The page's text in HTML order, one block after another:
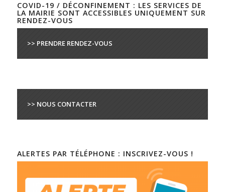
COVID-19 / DÉCONFINEMENT : LES SERVICES DE
LA MAIRIE SONT ACCESSIBLES UNIQUEMENT SUR
RENDEZ-VOUS
>> PRENDRE RENDEZ-VOUS
>> NOUS CONTACTER
ALERTES PAR TÉLÉPHONE : INSCRIVEZ-VOUS !